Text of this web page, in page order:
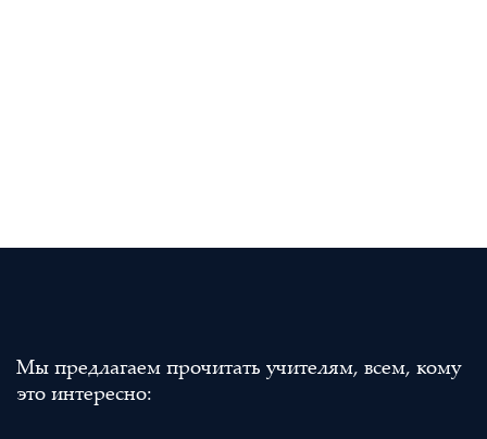
Мы предлагаем прочитать учителям, всем, кому
это интересно: